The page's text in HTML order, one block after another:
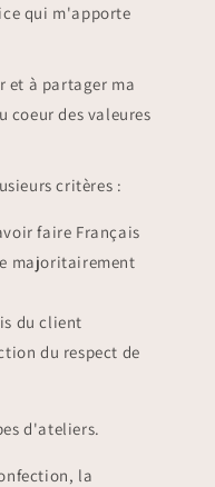
qui m'apporte
et à partager ma
coeur des valeures
critères :
faire Français
majoritairement
du client
du respect de
d'ateliers.
la